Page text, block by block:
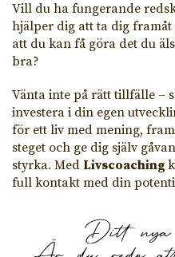
Vill du ha fungerande
hjälper dig att ta dig framåt
att du kan få göra det du
bra?
Vänta inte på rätt tillfälle –
investera i din egen
för ett liv med mening,
steget och ge dig själv
styrka. Med Livscoaching
full kontakt med din